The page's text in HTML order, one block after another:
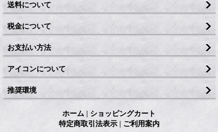
送料について
税金について
お支払い方法
アイコンについて
推奨環境
ホーム | ショッピングカート
特定商取引法表示 | ご利用案内